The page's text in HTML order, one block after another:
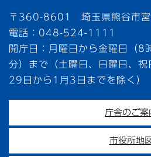
〒360-8601 埼玉県熊谷市宮
電話：048-524-1111
開庁日：月曜日から金曜日（
分）まで（土曜日、日曜日、
29日から1月3日までを除く）
庁舎のご案
市役所地図